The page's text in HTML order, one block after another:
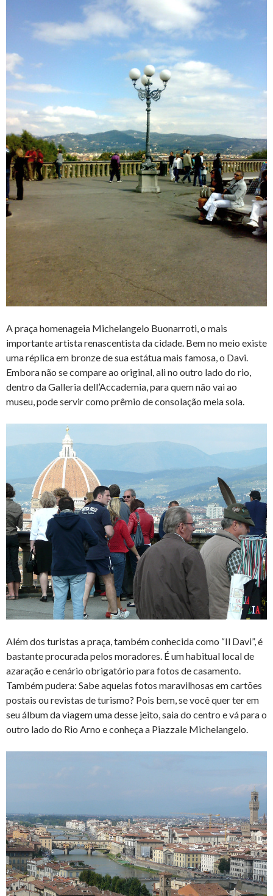
A praça homenageia Michelangelo Buonarroti, o mais
importante artista renascentista da cidade. Bem no meio existe
uma réplica em bronze de sua estátua mais famosa, o Davi.
Embora não se compare ao original, ali no outro lado do rio,
dentro da Galleria dell’Accademia, para quem não vai ao
museu, pode servir como prêmio de consolação meia sola.
Além dos turistas a praça, também conhecida como “Il Davi”, é
bastante procurada pelos moradores. É um habitual local de
azaração e cenário obrigatório para fotos de casamento.
Também pudera: Sabe aquelas fotos maravilhosas em cartões
postais ou revistas de turismo? Pois bem, se você quer ter em
seu álbum da viagem uma desse jeito, saia do centro e vá para o
outro lado do Rio Arno e conheça a Piazzale Michelangelo.